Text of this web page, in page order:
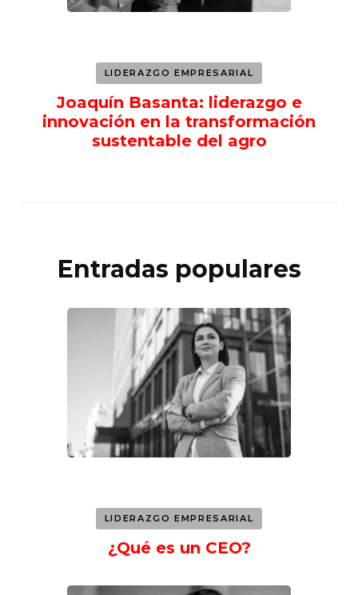
LIDERAZGO EMPRESARIAL
Joaquín Basanta: liderazgo e
innovación en la transformación
sustentable del agro
Entradas populares
LIDERAZGO EMPRESARIAL
¿Qué es un CEO?